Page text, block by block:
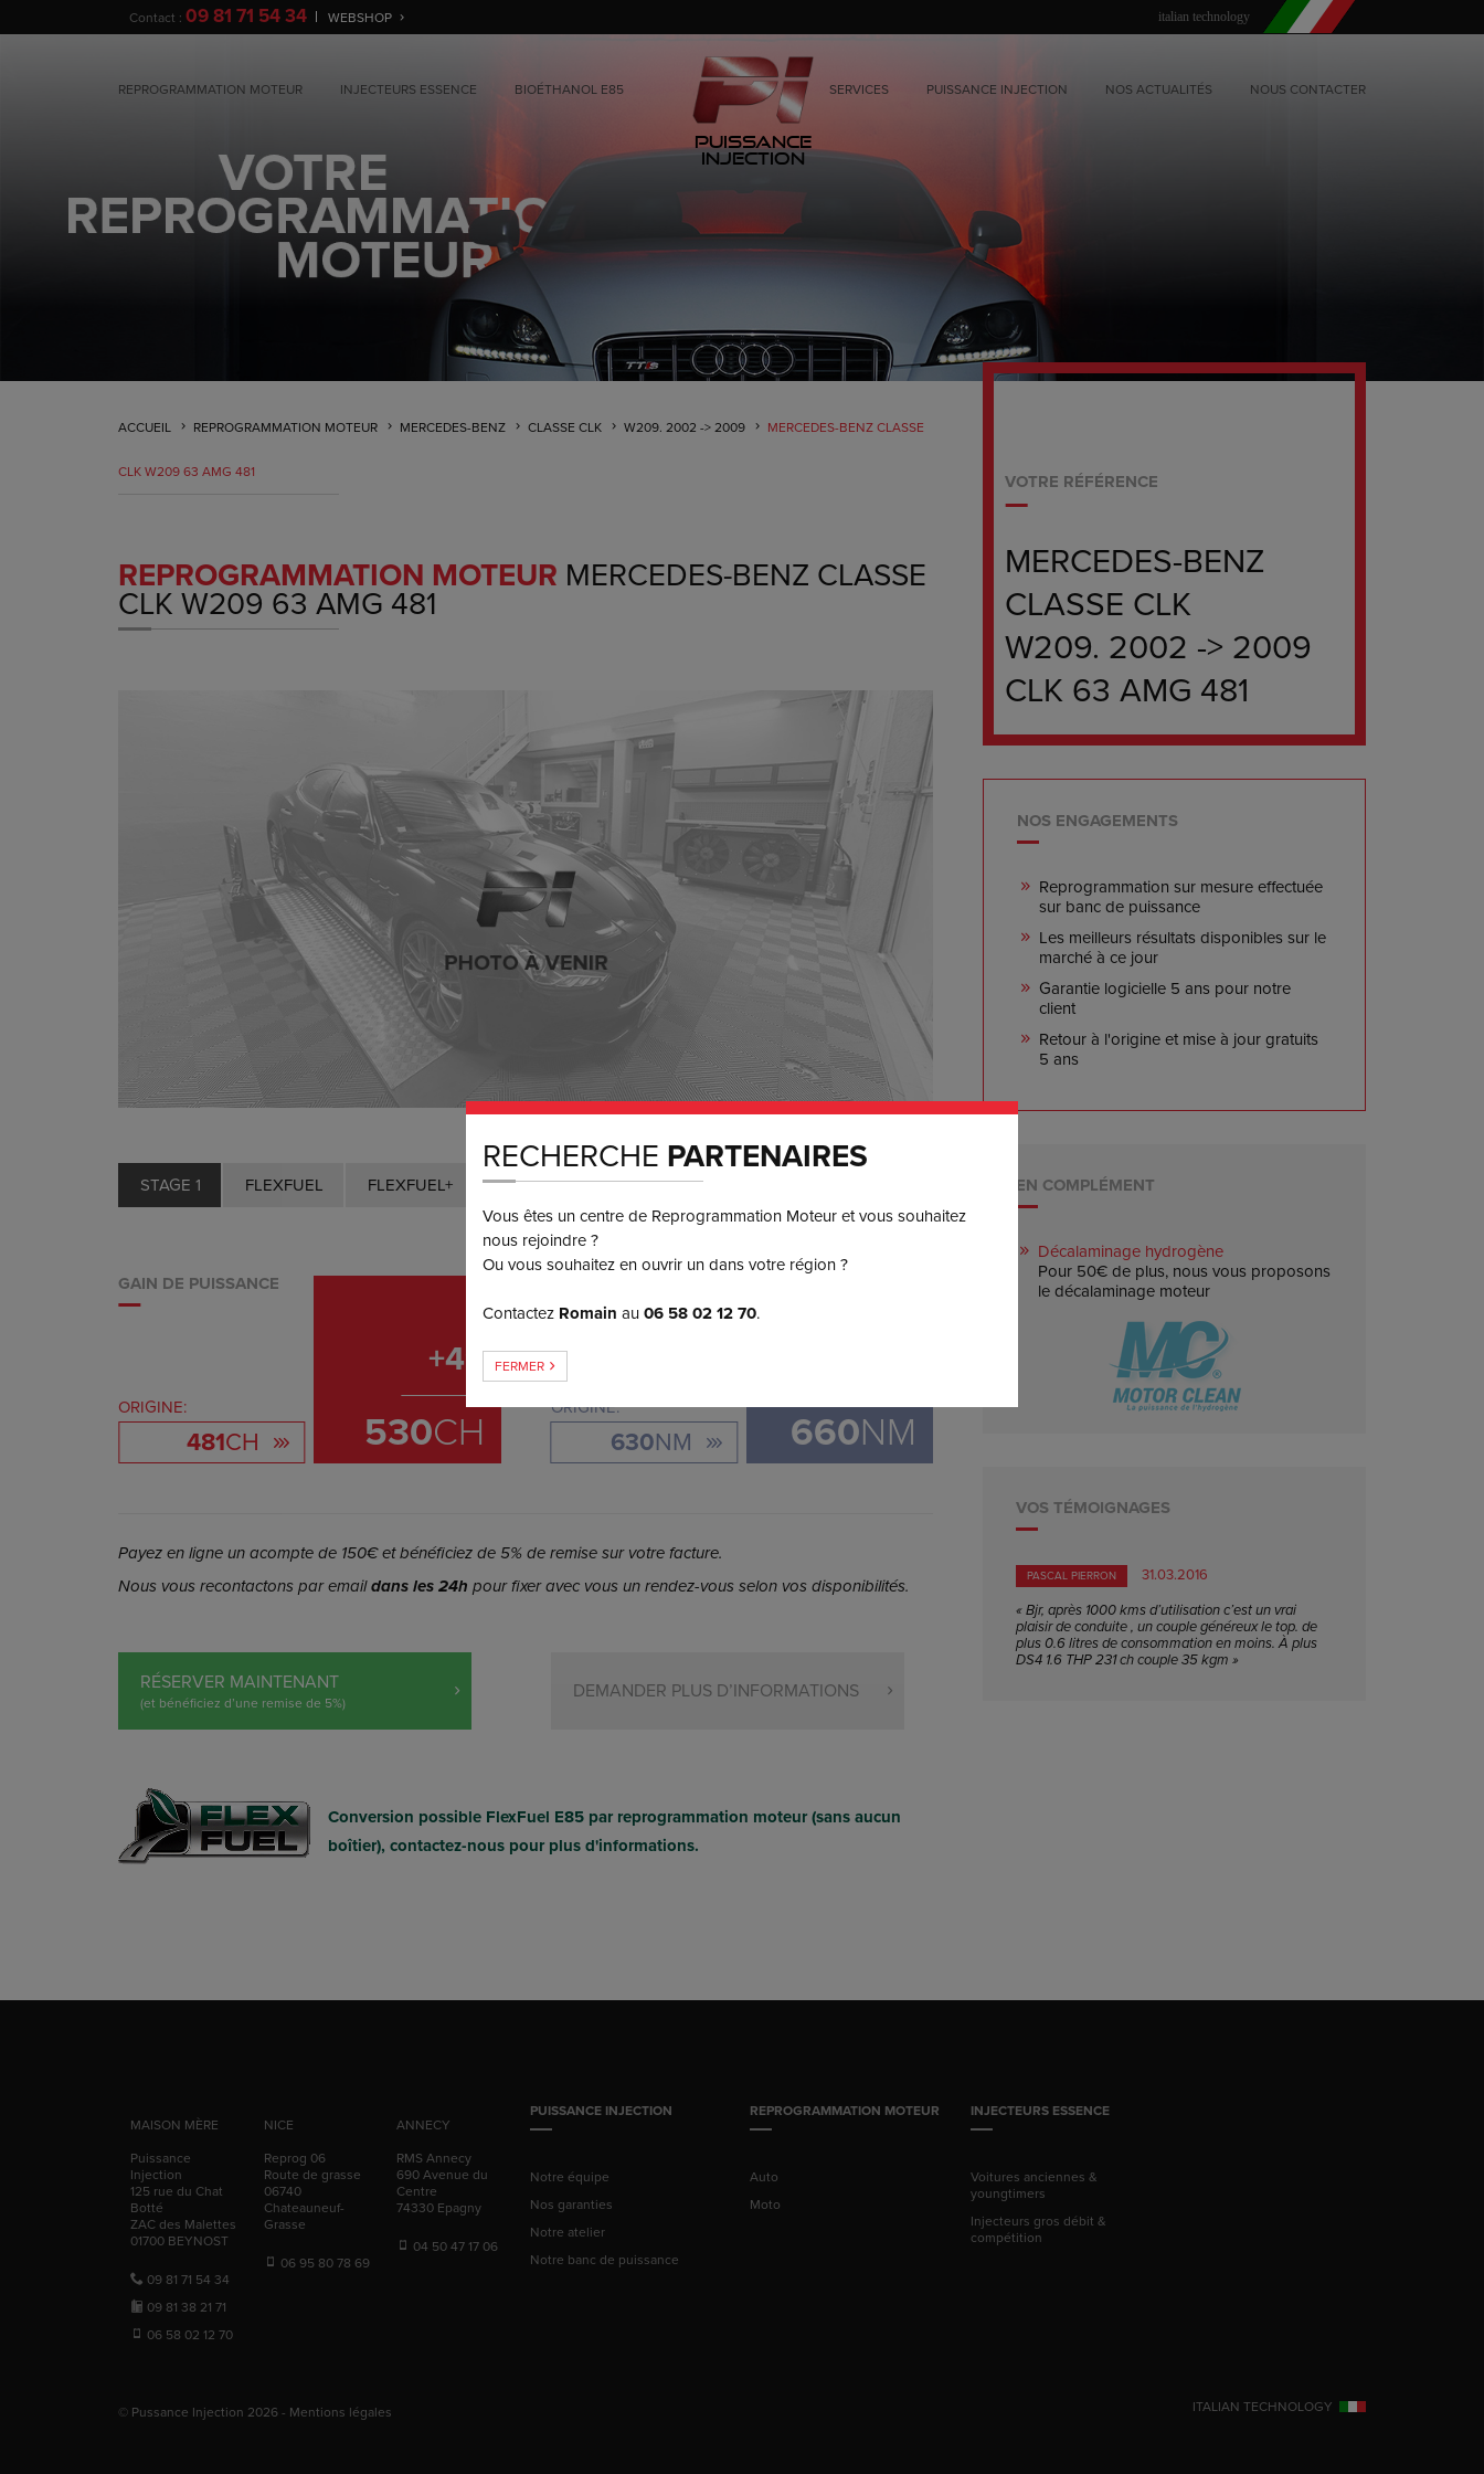
italian technology
Contact : 09 81 71 54 34 WEBSHOP
Puissance
Injection
REPROGRAMMATION MOTEUR INJECTEURS ESSENCE BIOÉTHANOL E85 SERVICES PUISSANCE INJECTION NOS ACTUALITÉS NOUS CONTACTER
ACCUEIL REPROGRAMMATION MOTEUR MERCEDES-BENZ CLASSE CLK W209. 2002 -> 2009 MERCEDES-BENZ CLASSE
CLK W209 63 AMG 481
REPROGRAMMATION MOTEUR MERCEDES-BENZ CLASSE
CLK W209 63 AMG 481
STAGE 1 FLEXFUEL FLEXFUEL+ 3 ou 4x 650
GAIN DE PUISSANCE
ORIGINE:
481CH
+49
530CH ORIGINE:
630NM 660NM
Payez en ligne un acompte de 150€ et bénéficiez de 5% de remise sur votre facture.
Nous vous recontactons par emaildans les 24h pour fixer avec vous un rendez-vous selon vos disponibilités.
RÉSERVER MAINTENANT
(et bénéficiez d’une remise de 5%) DEMANDER PLUS D’INFORMATIONS
Conversion possible FlexFuel E85 par reprogrammation moteur (sans aucun
boîtier), contactez-nous pour plus d'informations.
VOTRE RÉFÉRENCE
MERCEDES-BENZ
CLASSE CLK
W209. 2002 -> 2009
CLK 63 AMG 481
NOS ENGAGEMENTS
Reprogrammation sur mesure effectuée
sur banc de puissance
Les meilleurs résultats disponibles sur le
marché à ce jour
Garantie logicielle 5 ans pour notre
client
Retour à l'origine et mise à jour gratuits
5 ans
EN COMPLÉMENT
Décalaminage hydrogène
Pour 50€ de plus, nous vous proposons
le décalaminage moteur
VOS TÉMOIGNAGES
PASCAL PIERRON
31.03.2016
« Bjr, après 1000 kms d’utilisation c’est un vrai
plaisir de conduite , un couple généreux le top. de
plus 0.6 litres de consommation en moins. À plus
DS4 1.6 THP 231 ch couple 35 kgm »
RECHERCHE PARTENAIRES
Vous êtes un centre de Reprogrammation Moteur et vous souhaitez
nous rejoindre ?
Ou vous souhaitez en ouvrir un dans votre région ?
Contactez Romain au06 58 02 12 70.
FERMER
MAISON MÈRE
Puissance
Injection
125 rue du Chat
Botté
ZAC des Malettes
01700 BEYNOST
09 81 71 54 34
09 81 38 21 71
06 58 02 12 70
NICE
Reprog 06
Route de grasse
06740
Chateauneuf-
Grasse
06 95 80 78 69
ANNECY
RMS Annecy
690 Avenue du
Centre
74330 Epagny
04 50 47 17 06
PUISSANCE INJECTION
Notre équipe
Nos garanties
Notre atelier
Notre banc de puissance
REPROGRAMMATION MOTEUR
Auto
Moto
INJECTEURS ESSENCE
Voitures anciennes &
youngtimers
Injecteurs gros débit &
compétition
© Pussance Injection 2026 - Mentions légales ITALIAN TECHNOLOGY